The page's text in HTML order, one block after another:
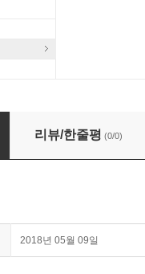
트리 RCA 앨범 컬렉
리뷰/한줄평 (0/0)
2018년 05월 09일